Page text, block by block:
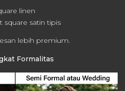
linen
square satin tipis
lebih premium.
Formalitas